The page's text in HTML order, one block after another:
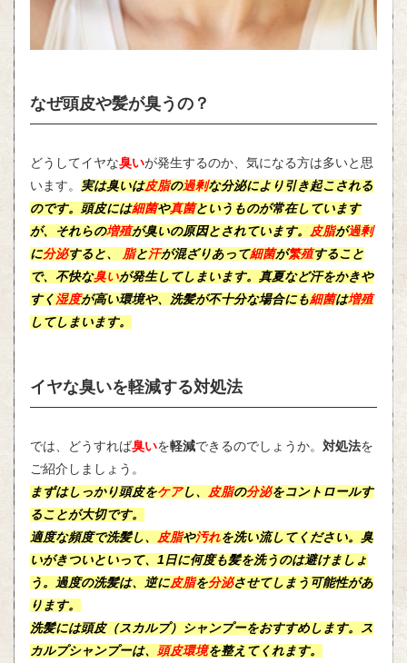
なぜ頭皮や髪が臭うの？
どうしてイヤな臭いが発生するのか、気になる方は多いと思
います。 実は臭いは皮脂の過剰な分泌により引き起こされる
のです。 頭皮には細菌や真菌というものが常在しています
が、それらの増殖が臭いの原因とされています。 皮脂が過剰
に分泌すると、 脂と汗が混ざりあって細菌が繁殖すること
で、不快な臭いが発生してしまいます。真夏など汗をかきや
すく 湿度が高い環境や、洗髪が不十分な場合にも細菌は増殖
してしまいます。
イヤな臭いを軽減する対処法
では、どうすれば臭いを軽減できるのでしょうか。 対処法を
ご紹介しましょう。
まずはしっかり頭皮をケアし、 皮脂の分泌をコントロールす
ることが大切です。
適度な頻度で洗髪し、 皮脂や汚れを洗い流してください。臭
いがきついといって、1日に何度も髪を洗うのは避けましょ
う。過度の洗髪は、逆に皮脂を分泌させてしまう可能性があ
ります。
洗髪には頭皮（スカルプ）シャンプーをおすすめします。ス
カルプシャンプーは、 頭皮環境を整えてくれます。